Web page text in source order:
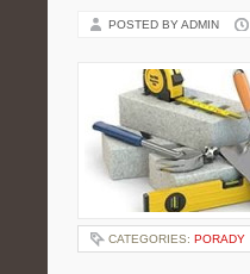
POSTED BY ADMIN
CATEGORIES: PORADY